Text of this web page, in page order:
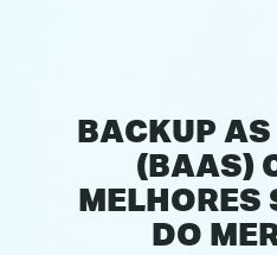
BACKUP
(BAAS)
MELHORES
DO